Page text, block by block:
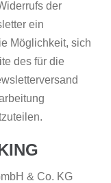
der
ein
Möglichkeit, sich
des für die
& Co. KG